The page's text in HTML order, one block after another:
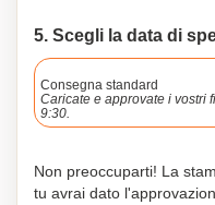
5. Scegli la data di
Consegna standard
Caricate e approvate i vostri
9:30.
Non preoccuparti! La
tu avrai dato